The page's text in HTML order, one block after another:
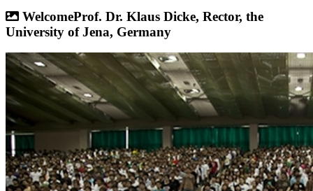
WelcomeProf. Dr. Klaus Dicke, Rector, the
University of Jena, Germany